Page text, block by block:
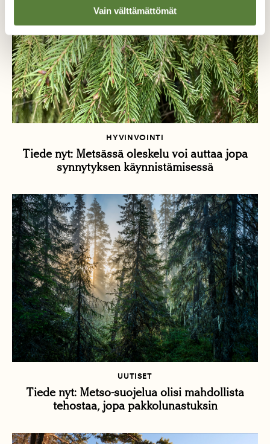
Vain välttämättömät
HYVINVOINTI
Tiede nyt: Metsässä oleskelu voi auttaa jopa
synnytyksen käynnistämisessä
UUTISET
Tiede nyt: Metso-suojelua olisi mahdollista
tehostaa, jopa pakkolunastuksin